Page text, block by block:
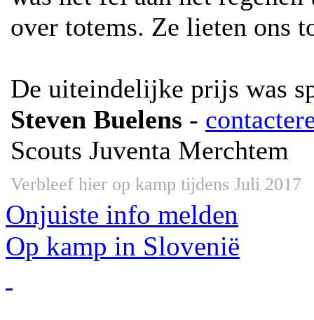
over totems. Ze lieten ons
De uiteindelijke prijs was
Steven Buelens -
Scouts Juventa Merchtem
Verbleef hier op kamp tijdens Juli 2017
Onjuiste info melden
Op kamp in Slovenië